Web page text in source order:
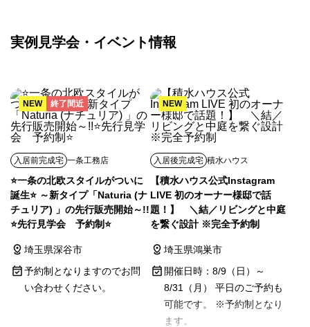
実例見学会・イベント情報
NEW 終了間近
入居前完成宅 一条工務店
⭐一条の北欧スタイルがついに
誕生⭐ ～新タイプ「Naturia (ナ
チュリア) 」の先行販売開始～!!
⭐先行見学会 予約制⭐
埼玉県深谷市
予約制となりますのでお問
い合わせください。
NEW
入居後完成宅 積水ハウス
【積水ハウス公式Instagram
LIVE 初のオーナー様邸で話
題！】 ＼結／リビングと中庭
を繋ぐ設計 ※完全予約制
埼玉県鴻巣市
開催日時：8/9（日）～
8/31（月） 平日のご予約も
可能です。 ※予約制となり
ます。